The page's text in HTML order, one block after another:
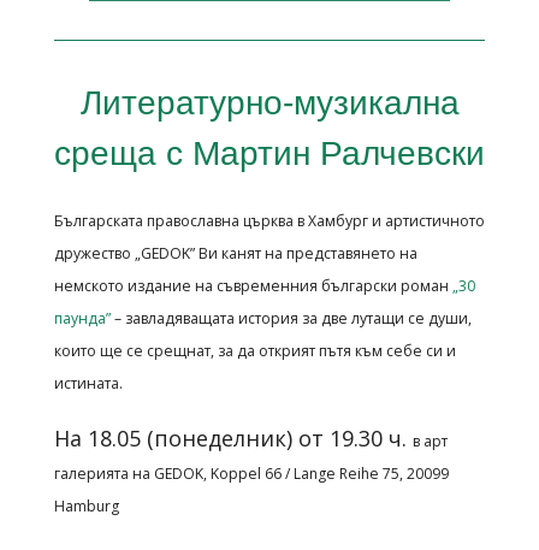
Литературно-музикална
среща с Мартин Ралчевски
Българската православна църква в Хамбург и артистичното
дружество „GEDOK” Ви канят на представянето на
немското издание на съвременния български роман „30
паунда”– завладяващата история за две лутащи се души,
които ще се срещнат, за да открият пътя към себе си и
истината.
На 18.05 (понеделник) от 19.30 ч. в арт
галерията на GEDOK, Koppel 66 / Lange Reihe 75, 20099
Hamburg